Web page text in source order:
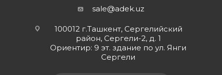
sale@adek.uz
100012 г.Ташкент, Сергелийский
район, Сергели-2, д. 1
Ориентир: 9 эт. здание по ул. Янги
Сергели